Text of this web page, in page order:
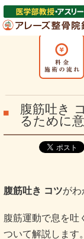
腹筋吐き
るために
腹筋吐き コツがわ
腹筋運動で息を吐
ついて解説します。